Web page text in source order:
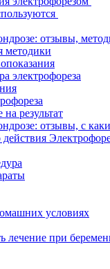
отзывы,
методики
электрофореза
результат
отзывы, с
условиях
лечение при